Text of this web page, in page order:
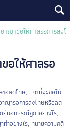
ญาขอให้ศาลรอการลงโ
อให้ศาลรอ
ขอลดโทษ, เหตุที่จะขอให้
ญารอการลงโทษหรือลด
ยื่นอุทธรณ์ฎีกาอย่างไร,
ทำอย่างไร, ทนายความคดี